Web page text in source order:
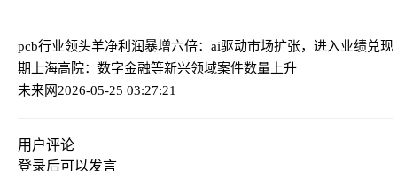
pcb行业领头羊净利润暴增六倍：ai驱动市场扩张，进入业绩兑现
期 上海高院：数字金融等新兴领域案件数量上升
未来网2026-05-25 03:27:21
用户评论
登录后可以发言